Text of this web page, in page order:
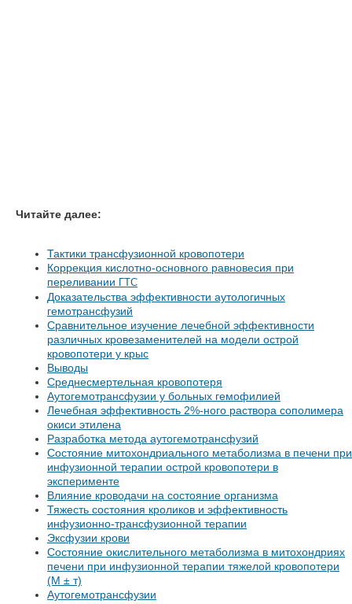
Читайте далее:
Тактики трансфузионной кровопотери
Коррекция кислотно-основного равновесия при
переливании
ГТС
Доказательства эффективности аутологичных
гемотрансфузий
Сравнительное изучение лечебной эффективности
различных кровезаменителей на модели острой
кровопотери у крыс
Выводы
Среднесмертельная кровопотеря
Аутогемотрансфузии у больных гемофилией
Лечебная эффективность 2%-ного раствора сополимера
окиси этилена
Разработка метода аутогемотрансфузий
Состояние митохондриального метаболизма в печени при
инфузионной терапии острой кровопотери в
эксперименте
Влияние кроводачи на состояние организма
Тяжесть состояния кроликов и эффективность
инфузионно-трансфузионной терапии
Эксфузии крови
Состояние окислительного метаболизма в митохондриях
печени при инфузионной терапии тяжелой кровопотери
(М ± т)
Аутогемотрансфузии